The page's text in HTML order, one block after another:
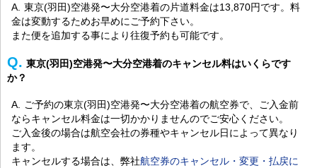
東京(羽田)空港発〜大分空港着の片道料金は13,870円です。料
金は変動するためお早めにご予約下さい。
また便を追加する事により往復予約も可能です。
東京(羽田)空港発〜大分空港着のキャンセル料はいくらです
か？
ご予約の東京(羽田)空港発〜大分空港着の航空券で、ご入金前
ならキャンセル料金は一切かかりませんのでご安心ください。
ご入金後の場合は航空会社の券種やキャンセル日によって異なり
ます。
キャンセルする場合は、弊社航空券のキャンセル・変更・払戻に